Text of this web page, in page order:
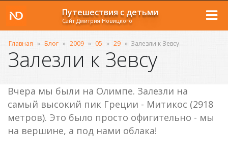
Путешествия с детьми
Сайт Дмитрия Новицкого
Главная » Блог » 2009 » 05 » 29 » Залезли к Зевсу
Залезли к Зевсу
Вчера мы были на Олимпе. Залезли на
самый высокий пик Греции - Митикос (2918
метров). Это было просто офигительно - мы
на вершине, а под нами облака!